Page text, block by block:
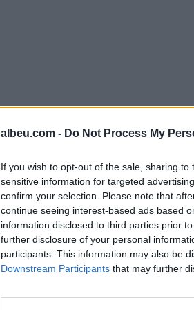
albeu.com - Do Not Process My
If you wish to opt-out of the sale, sharing
sensitive information for targeted
confirm your selection. Please note that
continue seeing interest-based ads based
information disclosed to third parties prior
further disclosure of your personal
participants. This information may also be
Downstream Participants that may further